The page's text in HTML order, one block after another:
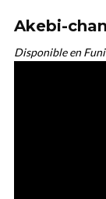
Akebi-
Disponible en